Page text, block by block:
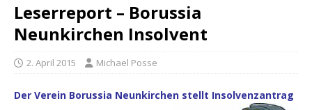
Leserreport – Borussia
Neunkirchen Insolvent
2. April 2015 Michael Posse
Der Verein Borussia Neunkirchen stellt Insolvenzantrag